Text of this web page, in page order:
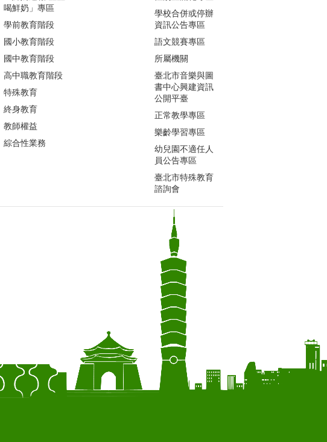
喝鮮奶」專區
學前教育階段
國小教育階段
國中教育階段
高中職教育階段
特殊教育
終身教育
教師權益
綜合性業務
學校合併或停辦
資訊公告專區
語文競賽專區
所屬機關
臺北市音樂與圖
書中心興建資訊
公開平臺
正常教學專區
樂齡學習專區
幼兒園不適任人
員公告專區
臺北市特殊教育
諮詢會